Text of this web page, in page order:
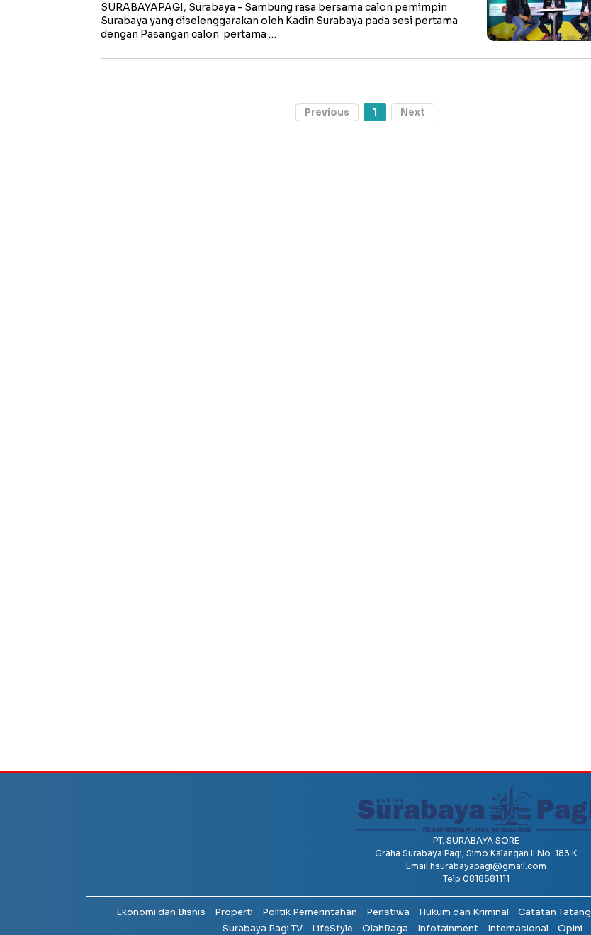
SURABAYAPAGI, Surabaya - Sambung rasa bersama calon pemimpin
Surabaya yang diselenggarakan oleh Kadin Surabaya pada sesi pertama
dengan Pasangan calon pertama …
Previous 1 Next
PT. SURABAYA SORE
Graha Surabaya Pagi, Simo Kalangan II No. 183 K
Email hsurabayapagi@gmail.com
Telp 0818581111
Ekonomi dan Bisnis Properti Politik Pemerintahan Peristiwa Hukum dan Kriminal Catatan Tatang
Surabaya Pagi TV
LifeStyle OlahRaga Infotainment Internasional Opini